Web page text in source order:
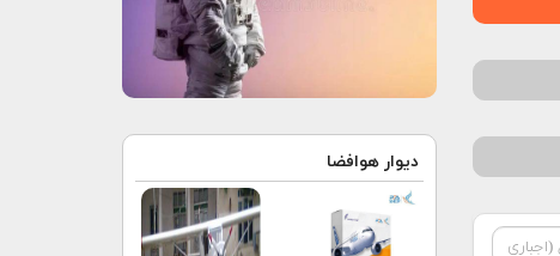
دیوار هوافضا